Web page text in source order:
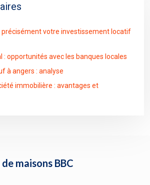
votre investissement locatif
: opportunités avec les banques locales
à angers : analyse
immobilière : avantages et
maisons BBC